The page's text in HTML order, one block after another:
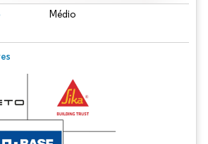
Médio
O reuso requer atribuição conforme CC BY 4.0.